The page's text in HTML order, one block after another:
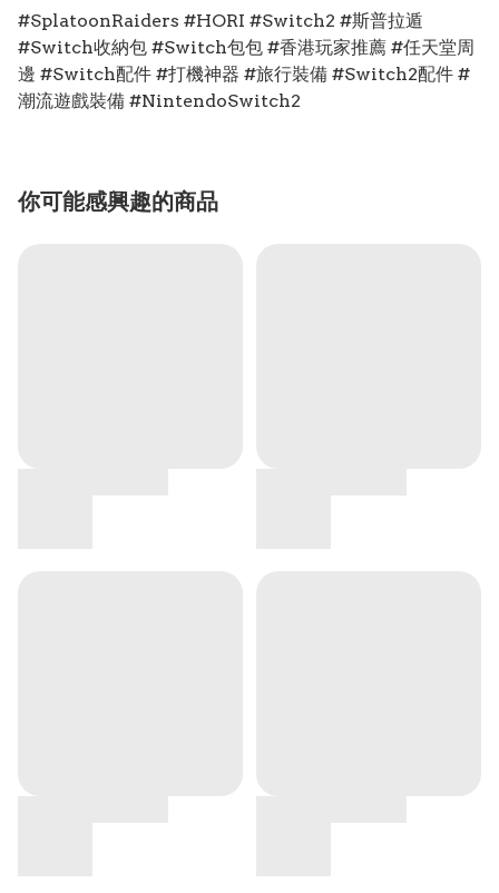
#SplatoonRaiders #HORI #Switch2 #斯普拉遁
#Switch收納包 #Switch包包 #香港玩家推薦 #任天堂周
邊 #Switch配件 #打機神器 #旅行裝備 #Switch2配件 #
潮流遊戲裝備 #NintendoSwitch2
你可能感興趣的商品